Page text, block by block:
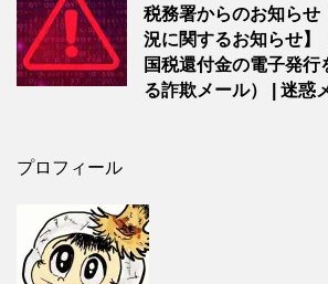
税務署からのお知らせ
況に関するお知らせ】
国税還付金の電子発行
る詐欺メール） | 迷惑
プロフィール